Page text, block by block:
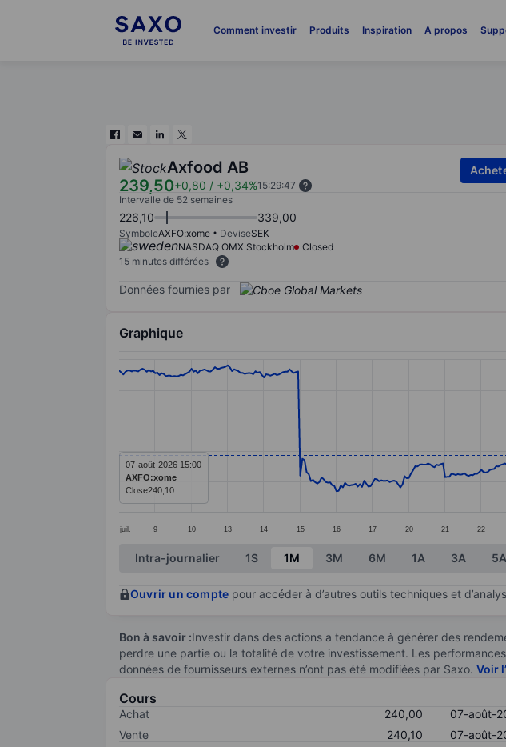
Comment investir Produits Inspiration A propos
Axfood AB
239,50+0,80 / +0,34%15:29:47
Intervalle de 52 semaines
226,10 339,00
SymboleAXFO:xome DeviseSEK
NASDAQ OMX Stockholm
Closed
15 minutes différées
Données fournies par
Graphique
Line chart with 381 data points.
The chart has 1 X axis displaying categories.
The chart has 1 Y axis displaying values. Data ranges from
juil. 9 10 13 14 15 16 17 20 21 22
07-août-2026 15:00
AXFO:xome
Close240,10
End of interactive chart.
Intra-journalier 1S 1M 3M 6M 1A 3A 5A
Ouvrir un compte pour accéder à d’autres outils techniques et
Bon à savoir :Investir dans des actions a tendance à générer des
perdre une partie ou la totalité de votre investissement. Les
données de fournisseurs externes n’ont pas été modifiées par Saxo. Voir
Cours
Achat 240,00
07-août-
Vente
240,10
07-août-